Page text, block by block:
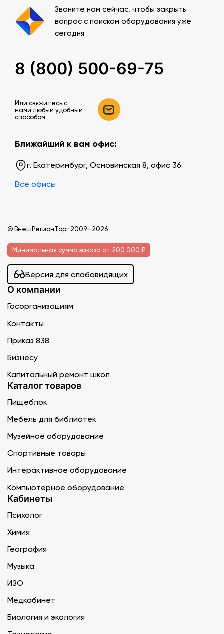
Звоните нам сейчас, чтобы закрыть
вопрос с поиском оборудования уже
сегодня
8 (800) 500-69-75
Или свяжитесь c
нами любым удобным
способом
Ближайший к вам офис:
г. Екатеринбург, Основинская 8, офис 36
Все офисы
© ВнешРегионТорг 2009—2026
Минимальная сумма заказа от 200 000 ₽
Версия для слабовидящих
О компании
Госорганизациям
Контакты
Приказ 838
Бизнесу
Капитальный ремонт школ
Каталог товаров
Пищеблок
Мебель для библиотек
Музейное оборудование
Спортивные товары
Интерактивное оборудование
Компьютерное оборудование
Кабинеты
Психолог
Химия
География
Музыка
ИЗО
Медкабинет
Биология и экология